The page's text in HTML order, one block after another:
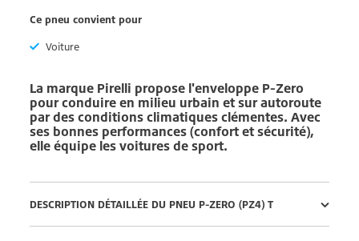
Ce pneu convient pour
Voiture
La marque Pirelli propose l'enveloppe P-Zero
pour conduire en milieu urbain et sur autoroute
par des conditions climatiques clémentes. Avec
ses bonnes performances (confort et sécurité),
elle équipe les voitures de sport.
DESCRIPTION DÉTAILLÉE DU PNEU P-ZERO (PZ4) T